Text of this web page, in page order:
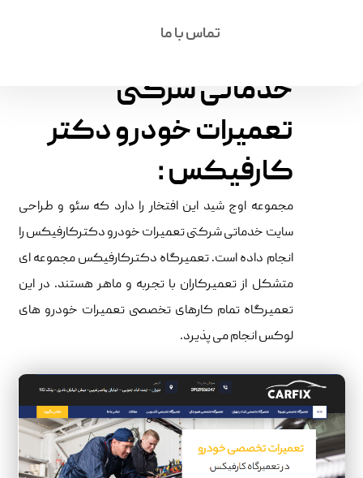
تماس با ما
سئو و طراحی سایت
خدماتی شرکتی
تعمیرات خودرو دکتر
کارفیکس :
مجموعه اوج شید این افتخار را دارد که سئو و طراحی
سایت خدماتی شرکتی تعمیرات خودرو دکترکارفیکس را
انجام داده است. تعمیرگاه دکترکارفیکس مجموعه ای
متشکل از تعمیرکاران با تجربه و ماهر هستند. در این
تعمیرگاه تمام کارهای تخصصی تعمیرات خودرو های
لوکس انجام می پذیرد.